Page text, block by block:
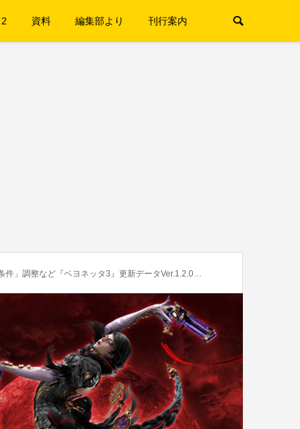
資料 編集部より 刊行案内
調整など『ベヨネッタ3』更新データVer.1.2.0配信